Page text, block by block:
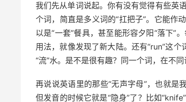
我们先从单词说起。你有没有觉得有些英
个词，简直是多义词的“扛把子”。它能作
以是“一套”餐具，甚至能形容夕阳“落下”
用法，就像发现了新大陆。还有“run”这
“流”水。是不是很有趣？同一个词，在不
再说说英语里的那些“无声字母”，也就是
但发音的时候它就是“隐身”了？比如